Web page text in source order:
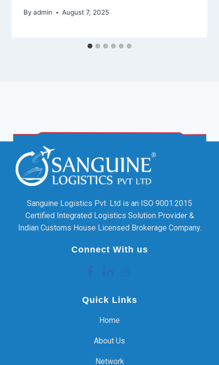
By admin August 7, 2025
Sanguine Logistics Pvt. Ltd is an ISO 9001:2015
Certified Integrated Logistics Solution Provider &
Indian Customs House Licensed Brokerage Company.
Connect With us
Quick Links
Home
About Us
Network